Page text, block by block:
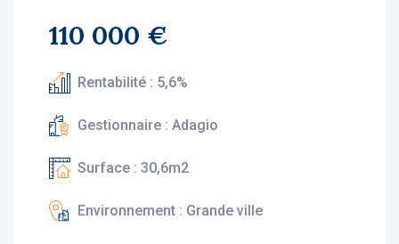
110 000 €
Rentabilité : 5,6%
Gestionnaire : Adagio
Surface : 30,6m2
Environnement : Grande ville